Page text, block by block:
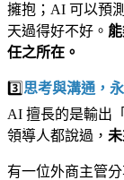
擁抱；AI 可以預
天過得好不好。
任之所在。
3️⃣ 思考與溝通，
AI 擅長的是輸出
領導人都說過，
有一位外商主管